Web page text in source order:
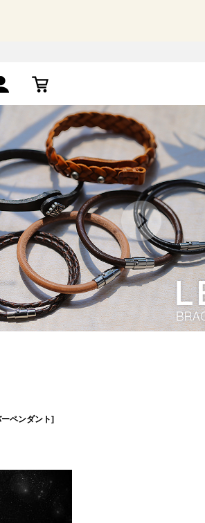
ペンダント]